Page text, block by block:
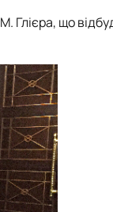
Глієра, що